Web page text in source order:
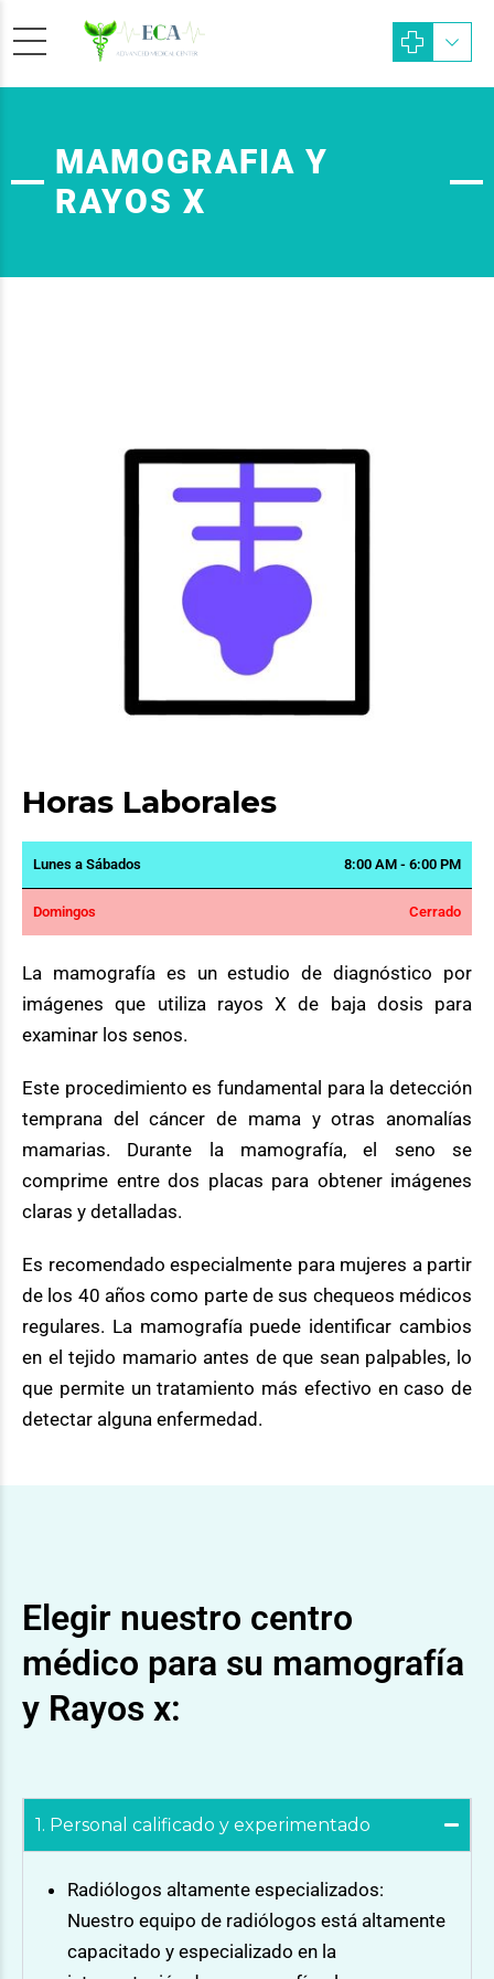
MAMOGRAFIA Y
RAYOS X
Horas Laborales
Lunes a Sábados 8:00 AM - 6:00 PM
Domingos Cerrado
La mamografía es un estudio de diagnóstico por
imágenes que utiliza rayos X de baja dosis para
examinar los senos.
Este procedimiento es fundamental para la detección
temprana del cáncer de mama y otras anomalías
mamarias. Durante la mamografía, el seno se
comprime entre dos placas para obtener imágenes
claras y detalladas.
Es recomendado especialmente para mujeres a partir
de los 40 años como parte de sus chequeos médicos
regulares. La mamografía puede identificar cambios
en el tejido mamario antes de que sean palpables, lo
que permite un tratamiento más efectivo en caso de
detectar alguna enfermedad.
Elegir nuestro centro
médico para su mamografía
y Rayos x:
1. Personal calificado y experimentado
Radiólogos altamente especializados:
Nuestro equipo de radiólogos está altamente
capacitado y especializado en la